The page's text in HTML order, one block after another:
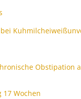
Obstipation
17 Wochen